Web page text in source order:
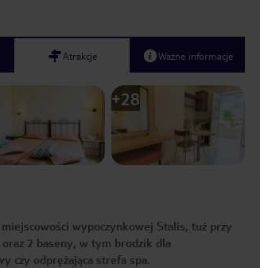
Atrakcje Ważne informacje
Next slide
1 /34
+28
wypoczynkowej Stalis, tuż przy
2 baseny, w tym brodzik dla
czy odprężająca strefa spa.